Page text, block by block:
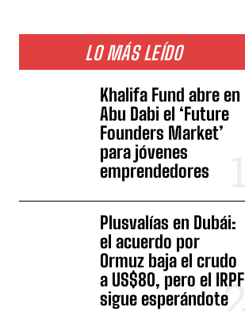
LO MÁS LEÍDO
Khalifa Fund abre en
Abu Dabi el ‘Future
Founders Market’
para jóvenes
emprendedores
Plusvalías en Dubái:
el acuerdo por
Ormuz baja el crudo
a US$80, pero el IRPF
sigue esperándote